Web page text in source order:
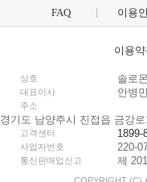
FAQ 이용
이용
상호 솔로
대표이사 안병
주소
경기도 남양주시 진접읍 금강
고객센터 1899-
사업자번호 220-
통신판매업신고 제